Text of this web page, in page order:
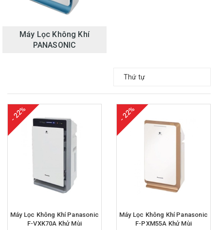
Máy Lọc Không Khí
PANASONIC
Thứ tự
- 22%
Máy Lọc Không Khí Panasonic
F-VXK70A Khử Mùi
- 22%
Máy Lọc Không Khí Panasonic
F-PXM55A Khử Mùi